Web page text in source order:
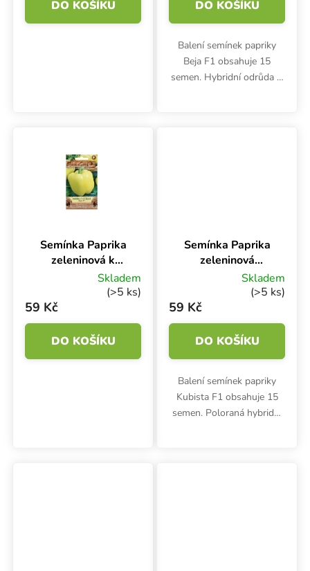
DO KOŠÍKU DO KOŠÍKU
Balení semínek papriky
Beja F1 obsahuje 15
semen. Hybridní odrůda je
Semínka Paprika
zeleninová k
rychlení TESLA
Skladem
(>5 ks)
59 Kč
DO KOŠÍKU
Semínka Paprika
zeleninová
KUBISTA F1, do
oranžová, 15 s
Skladem
(>5 ks)
59 Kč
DO KOŠÍKU
Balení semínek papriky
Kubista F1 obsahuje 15
semen. Poloraná hybridní